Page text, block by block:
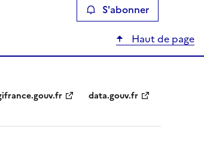
S'abonner
Haut de page
data.gouv.fr